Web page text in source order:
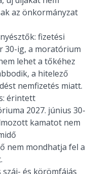
az önkormányzat
fizetési
30-ig, a moratórium
lehet a tőkéhez
a hitelező
nemfizetés miatt.
érintett
2027. június 30-
kamatot nem
nem mondhatja fel a
száj- és körömfájás